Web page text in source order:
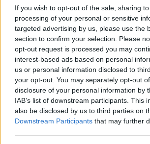
If you wish to opt-out of the sale, sharing
processing of your personal or sensitive
targeted advertising by us, please use the
section to confirm your selection. Please
opt-out request is processed you may
interest-based ads based on personal
us or personal information disclosed to
your opt-out. You may separately opt-out
disclosure of your personal information by
IAB’s list of downstream participants. This
also be disclosed by us to third parties on
Downstream Participants that may further
az MFB. Az MFB továbbá megveszi
részesedését is, vagyis ha jól
MFB 100%-os tulajdonába kerül.
ez adja majd a holding alapját.
A kormányhatározat többi pontja
– arról rendelkezik, hogy meg kell
tud az állam megjelenni az
(~lakossági) szolgáltatóként, a
távhőszolgáltatóként.
Lázár János azonban már tényként
szolgáltató létrejöttét, amely „azzal